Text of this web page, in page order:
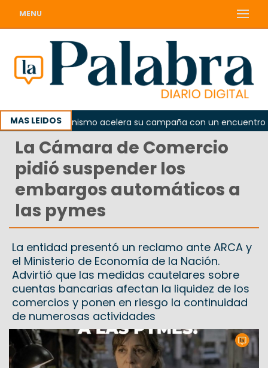
MENU
MAS LEIDOS
El peronismo acelera su campaña con un encuentro
La Cámara de Comercio
pidió suspender los
embargos automáticos a
las pymes
La entidad presentó un reclamo ante ARCA y
el Ministerio de Economía de la Nación.
Advirtió que las medidas cautelares sobre
cuentas bancarias afectan la liquidez de los
comercios y ponen en riesgo la continuidad
de numerosas actividades